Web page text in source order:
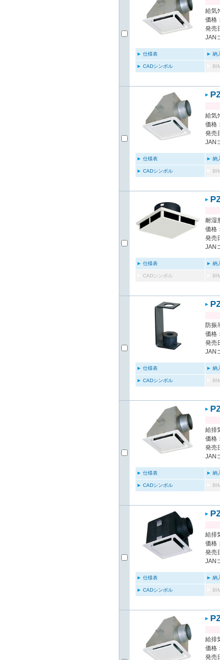
給気
価格
発売
JAN
仕様表 納
CADシンボル
給気
価格
発売
JAN
仕様表 納
CADシンボル
耐湿
価格
発売
JAN
仕様表 納
CADシンボル
防振
価格
発売
JAN
仕様表 納
CADシンボル
給排
価格
発売
JAN
仕様表 納
CADシンボル
給排
価格
発売
JAN
仕様表 納
CADシンボル
給排
価格
発売